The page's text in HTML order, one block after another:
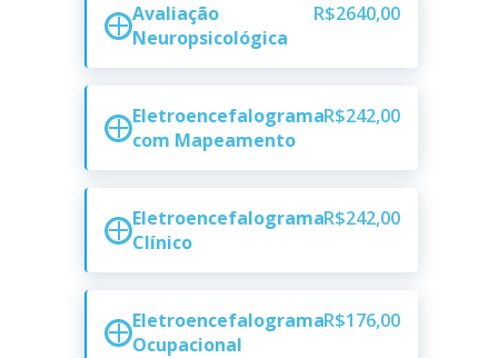
Avaliação
Neuropsicológica
R$2640,00
Eletroencefalograma
com Mapeamento
R$242,00
Eletroencefalograma
Clínico
R$242,00
Eletroencefalograma
Ocupacional
R$176,00